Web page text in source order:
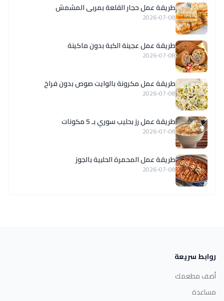
طريقة عمل حجار القلعة بمربى المشمش
2026-07-08
طريقة عمل عجينة الكبة بدون ماكينة
2026-07-08
طريقة عمل مكرونة بالوايت صوص بدون فراخ
2026-07-08
طريقة عمل رز بحليب سوري بـ 5 مكونات
2026-07-08
طريقة عمل المحمرة الحلبية بالجوز
2026-07-08
روابط سريعة
أضف مطعمك
مساعدة